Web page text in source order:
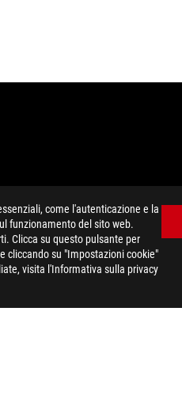
come l'autenticazione e la
funzionamento del sito web.
Clicca su questo pulsante per
cliccando su "Impostazioni cookie"
visita l'Informativa sulla privacy
commercializzati da
quindi da ritenersi
suggeriamo di consultare la
suggeriamo di consultare il
Interface), immagine